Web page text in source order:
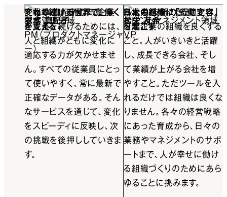
塚本 真紀子
労務管理領域
PM（プロダクトマネージャ
ー）
変わり続ける世界で、働く
を支える
変化の速い時代に、企業
が成長を続けるためには、
人と組織がともに変化に
適応する力が欠かせませ
ん。すべての従業員にとっ
て使いやすく、常に最新で
正確なデータがある。そん
なサービスを通じて、変化
をスピーディに反映し、次
の挑戦を後押ししていきま
す。
松栄 友希
タレントマネジメント領域
VP
日本の組織に「行動変容」
を起こす
私たちがやりたいことは、
日本企業の組織を良くする
こと。人がいきいきと活躍
し、成長できる会社、そし
て業績が上がる会社を増
やすこと。ただツールを入
れるだけでは組織は良くな
りません。各々の経営戦略
にあった育成から、日々の
業務やマネジメントのサポ
ートまで、人が幸せに働け
る組織づくりのためにあら
ゆることに挑みます。